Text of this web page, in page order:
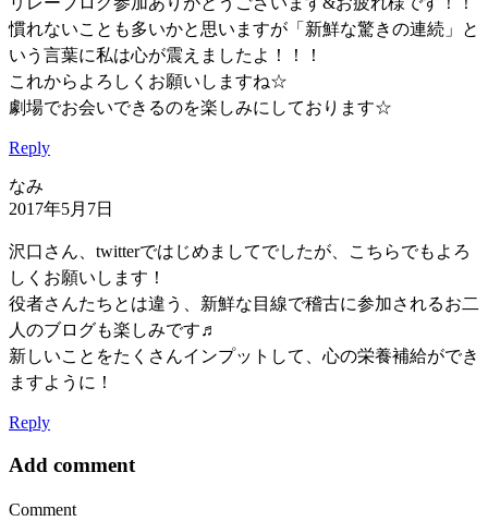
慣れないことも多いかと思いますが「新鮮な驚きの連続」と
いう言葉に私は心が震えましたよ！！！
これからよろしくお願いしますね☆
劇場でお会いできるのを楽しみにしております☆
Reply
なみ
2017年5月7日
沢口さん、twitterではじめましてでしたが、こちらでもよろ
しくお願いします！
役者さんたちとは違う、新鮮な目線で稽古に参加されるお二
人のブログも楽しみです♬
新しいことをたくさんインプットして、心の栄養補給ができ
ますように！
Reply
Add comment
Comment